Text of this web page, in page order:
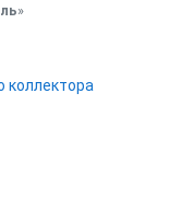
»
коллектора